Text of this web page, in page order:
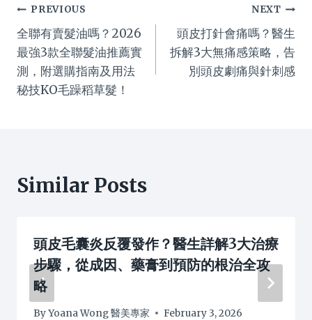
Post
navigation
PREVIOUS
全聯有賣髮油嗎？2026
最強3款全聯髮油推薦實
測，附選購指南及用法
秘技KO毛躁稻草髮！
NEXT
頭皮打針會痛嗎？醫生
拆解3大無痛感策略，告
別頭皮劇痛與針刺感
Similar Posts
頭皮毛囊炎反覆發作？醫生詳解3大治療
步驟，從成因、藥膏到預防的根治全攻
略
ByYoana Wong 醫美專家 February 3, 2026